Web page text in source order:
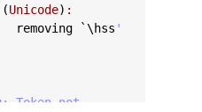
Unicode) :
removing `\ hss '
Token not